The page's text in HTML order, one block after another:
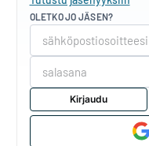
OLETKO JO JÄSEN?
Kirjaudu